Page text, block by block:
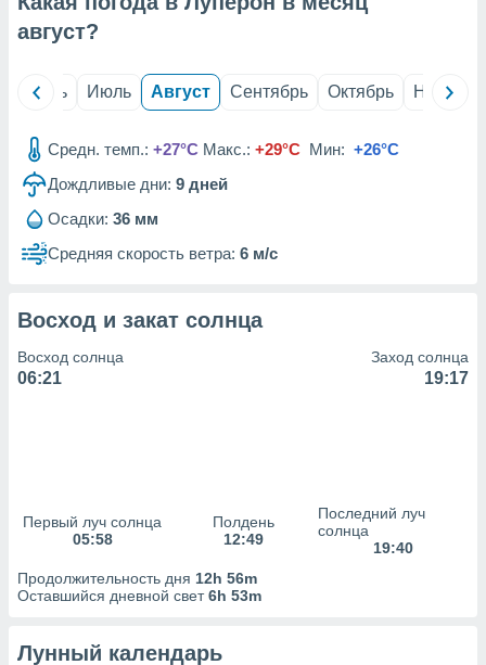
из
данных
наших 1199
август?
Июнь Июль Август Сентябрь Октябрь Ноябрь
Средн. темп.: +27°C Макс.: +29°C Мин: +26°C
Дождливые дни: 9 дней
Осадки: 36 мм
Средняя скорость ветра: 6 м/с
Восход и закат солнца
Восход солнца
06:21
Заход солнца
19:17
Первый луч солнца
05:58
Полдень
12:49
Последний луч
солнца
19:40
Продолжительность дня 12h 56m
Оставшийся дневной свет6h 53m
Лунный календарь